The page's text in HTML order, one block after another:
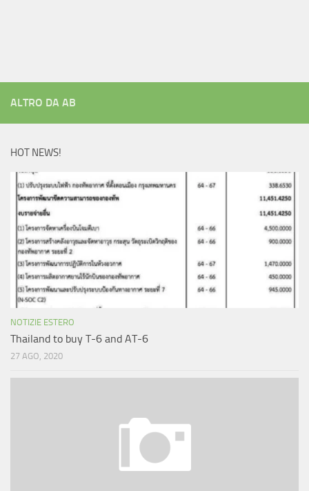
ALTRO DA AB
HOT NEWS!
NOTIZIE ESTERO
Thailand to buy T-6 and AT-6
27 AGO, 2020